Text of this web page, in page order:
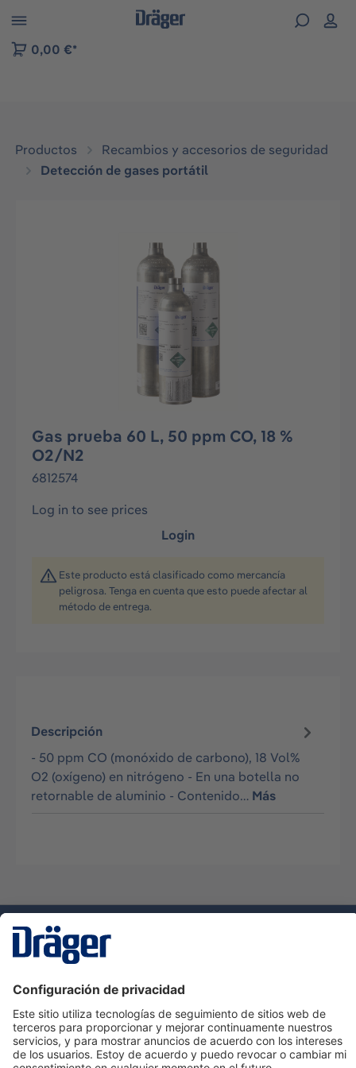
to B2B platform navigation
0,00 €*
Productos
Recambios y accesorios de seguridad
Detección de gases portátil
Omitir galería de imágenes
Gas prueba 60 L, 50 ppm CO, 18 %
O2/N2
6812574
Log in to see prices
Login
Este producto está clasificado como mercancía
peligrosa. Tenga en cuenta que esto puede afectar al
método de entrega.
Descripción
- 50 ppm CO (monóxido de carbono), 18 Vol%
O2 (oxígeno) en nitrógeno - En una botella no
retornable de aluminio - Contenido… Más
Servicio de atención al cliente de Dräger
Ayuda